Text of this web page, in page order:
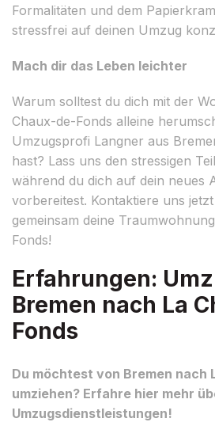
Formalitäten und dem
stressfrei auf deinen Umzug
Mach dir das Leben leichter
Warum solltest du dich mit der
Chaux-de-Fonds alleine
Umzugsprofi Langner aus
hast? Lass uns den stressigen
während du dich auf dein neues
vorbereitest. Kontaktiere uns
gemeinsam deine
Fonds!
Erfahrungen:
Bremen nach La
Fonds
Du möchtest von Bremen nach
umziehen? Erfahre hier mehr
Umzugsdienstleistungen!